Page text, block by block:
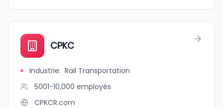
CPKC
Industrie: Rail Transportation
5001-10,000 employés
CPKCR.com